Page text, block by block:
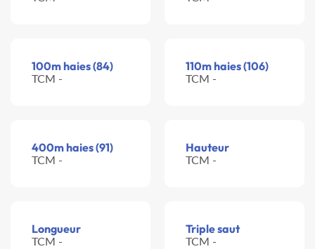
100m haies (84)
TCM -
110m haies (106)
TCM -
400m haies (91)
TCM -
Hauteur
TCM -
Longueur
TCM -
Triple saut
TCM -